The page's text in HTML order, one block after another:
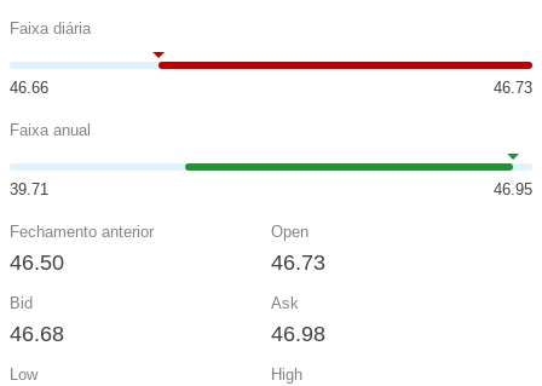
Faixa diária
46.66 46.73
Faixa anual
39.71 46.95
Fechamento anterior
46.50
Open
46.73
Bid
46.68
Ask
46.98
Low High